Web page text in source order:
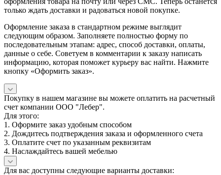
только ждать доставки и радоваться новой покупке.
Оформление заказа в стандартном режиме выглядит
следующим образом. Заполняете полностью форму по
последовательным этапам: адрес, способ доставки, оплаты,
данные о себе. Советуем в комментарии к заказу написать
информацию, которая поможет курьеру вас найти. Нажмите
кнопку «Оформить заказ».
Покупку в нашем магазине вы можете оплатить на расчетный
счет компании ООО "Лебер".
Для этого:
1. Оформите заказ удобным способом
2. Дождитесь подтверждения заказа и оформленного счета
3. Оплатите счет по указанным реквизитам
4. Наслаждайтесь вашей мебелью
Для вас доступны следующие варианты доставки: